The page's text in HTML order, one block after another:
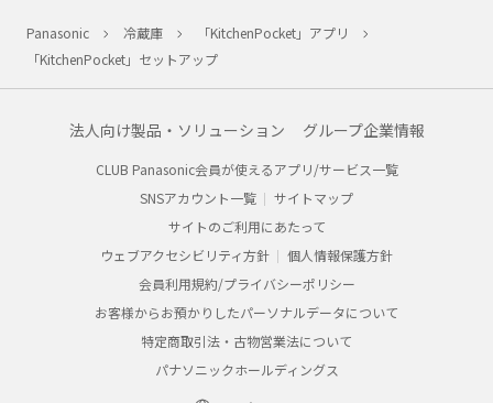
Panasonic 冷蔵庫
「KitchenPocket」アプリ
「KitchenPocket」セットアップ
法人向け製品・ソリューション グループ企業情報
CLUB Panasonic会員が使えるアプリ/サービス一覧
SNSアカウント一覧
サイトマップ
サイトのご利用にあたって
ウェブアクセシビリティ方針
個人情報保護方針
会員利用規約/プライバシーポリシー
お客様からお預かりしたパーソナルデータについて
特定商取引法・古物営業法について
パナソニックホールディングス